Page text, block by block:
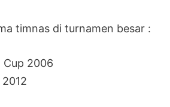
timnas di turnamen besar :
Cup 2006
2012